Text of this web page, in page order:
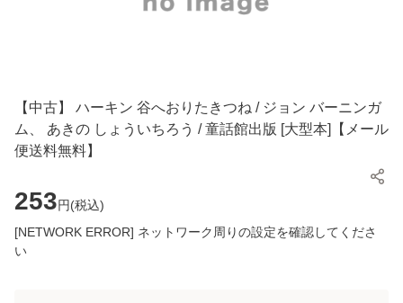
【中古】 ハーキン 谷へおりたきつね / ジョン バーニンガ
ム、 あきの しょういちろう / 童話館出版 [大型本]【メール
便送料無料】
253円(税込)
[NETWORK ERROR] ネットワーク周りの設定を確認してくださ
い